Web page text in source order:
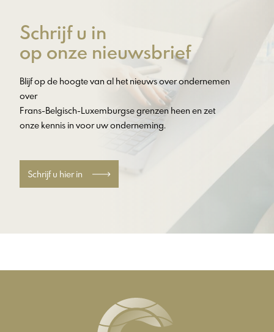
Schrijf u in
op onze nieuwsbrief
Blijf op de hoogte van al het nieuws over ondernemen
over
Frans-Belgisch-Luxemburgse grenzen heen en zet
onze kennis in voor uw onderneming.
Schrijf u hier in